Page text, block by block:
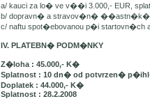
a/ kauci za lo� ve v��i 3.000,- EUR,
b/ dopravn� a stravov�n� ��astn�k�,
c/ naftu spot�ebovanou p�i
IV. PLATEBN� PODM�NKY
Z�loha : 45.000,- K�
Splatnost : 10 dn� od potvrzen�
Doplatek : 44.000,- K�
Splatnost : 28.2.2008